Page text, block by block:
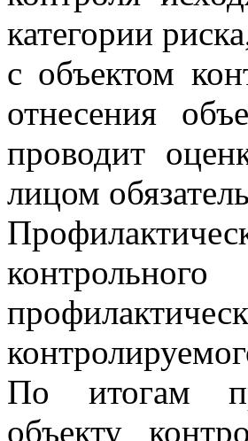
категории
с объектом
отнесения
проводит
лицом
По итогам
объекту